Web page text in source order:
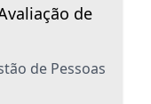
de
de Pessoas